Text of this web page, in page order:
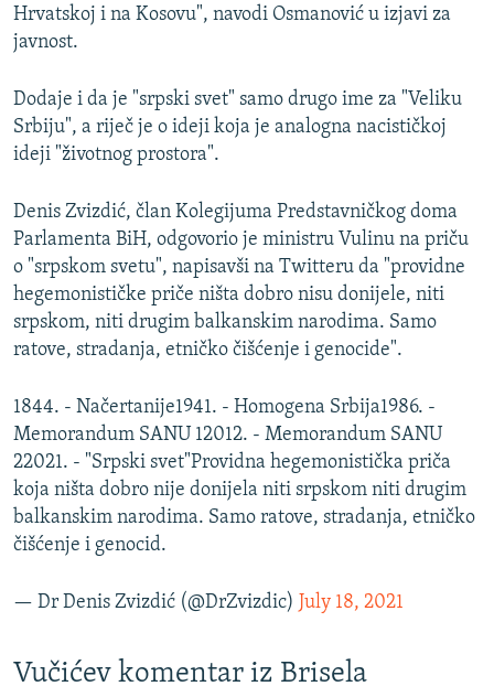
Hrvatskoj i na Kosovu", navodi Osmanović u izjavi za
javnost.
Dodaje i da je "srpski svet" samo drugo ime za "Veliku
Srbiju", a riječ je o ideji koja je analogna nacističkoj
ideji "životnog prostora".
Denis Zvizdić, član Kolegijuma Predstavničkog doma
Parlamenta BiH, odgovorio je ministru Vulinu na priču
o "srpskom svetu", napisavši na Twitteru da "providne
hegemonističke priče ništa dobro nisu donijele, niti
srpskom, niti drugim balkanskim narodima. Samo
ratove, stradanja, etničko čišćenje i genocide".
1844. - Načertanije1941. - Homogena Srbija1986. -
Memorandum SANU 12012. - Memorandum SANU
22021. - "Srpski svet"Providna hegemonistička priča
koja ništa dobro nije donijela niti srpskom niti drugim
balkanskim narodima. Samo ratove, stradanja, etničko
čišćenje i genocid.
— Dr Denis Zvizdić (@DrZvizdic) July 18, 2021
Vučićev komentar iz Brisela